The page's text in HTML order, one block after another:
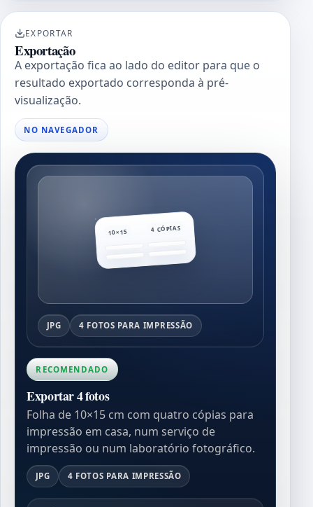
EXPORTAR
Exportação
A exportação fica ao lado do editor para que o
resultado exportado corresponda à pré-
visualização.
NO NAVEGADOR
10×15 4 CÓPIAS
JPG 4 FOTOS PARA IMPRESSÃO
RECOMENDADO
Exportar 4 fotos
Folha de 10×15 cm com quatro cópias para
impressão em casa, num serviço de
impressão ou num laboratório fotográfico.
JPG 4 FOTOS PARA IMPRESSÃO